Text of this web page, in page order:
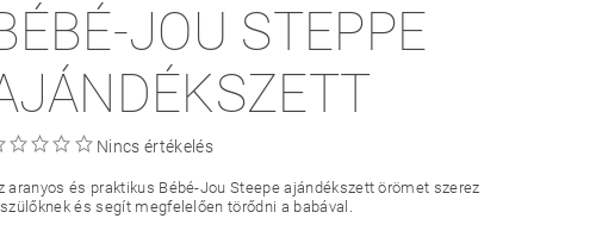
HASZNOS TANÁCSOK RENDELÉSEM
JOU STEPPE
Nincs értékelés
aranyos és praktikus Bébé-Jou Steepe ajándékszett örömet szerez
és segít megfelelően törődni a babával.